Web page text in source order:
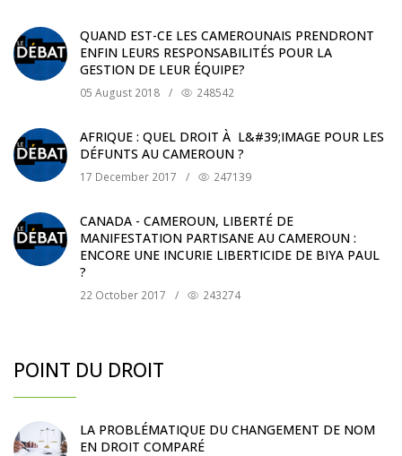
QUAND EST-CE LES CAMEROUNAIS PRENDRONT
ENFIN LEURS RESPONSABILITÉS POUR LA
GESTION DE LEUR ÉQUIPE?
05 August 2018 / 248542
AFRIQUE : QUEL DROIT À L&#39;IMAGE POUR LES
DÉFUNTS AU CAMEROUN ?
17 December 2017 / 247139
CANADA - CAMEROUN, LIBERTÉ DE
MANIFESTATION PARTISANE AU CAMEROUN :
ENCORE UNE INCURIE LIBERTICIDE DE BIYA PAUL
?
22 October 2017 / 243274
POINT DU DROIT
LA PROBLÉMATIQUE DU CHANGEMENT DE NOM
EN DROIT COMPARÉ